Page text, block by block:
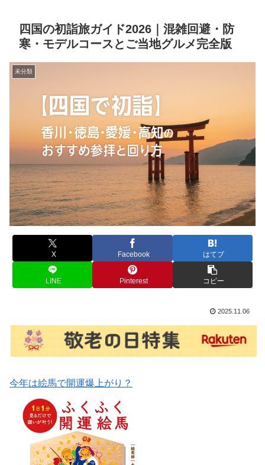
四国の初詣旅ガイド2026｜混雑回避・防
寒・モデルコースとご当地グルメ完全版
未分類
X Facebook はてブ
LINE Pinterest コピー
2025.11.06
今年は絵馬で開運爆上がり？